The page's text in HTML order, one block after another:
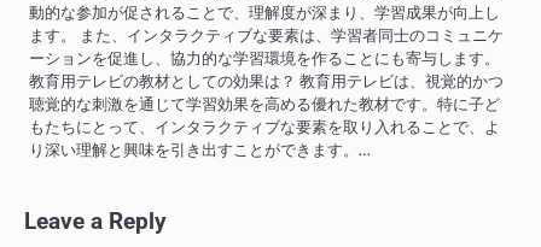
動的な参加が促されることで、理解度が深まり、学習成果が向上し
ます。 また、インタラクティブな要素は、学習者同士のコミュニケ
ーションを促進し、協力的な学習環境を作ることにも寄与します。
教育用テレビの教材としての効果は？ 教育用テレビは、視覚的かつ
聴覚的な刺激を通じて学習効果を高める優れた教材です。特に子ど
もたちにとって、インタラクティブな要素を取り入れることで、よ
り深い理解と興味を引き出すことができます。…
Leave a Reply